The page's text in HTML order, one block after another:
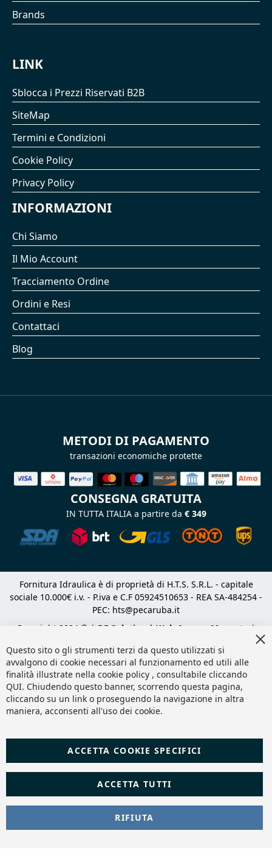
Brands
LINK
Sblocca i Prezzi Riservati B2B
SiteMap
Termini e Condizioni
Cookie Policy
Privacy Policy
INFORMAZIONI
Chi Siamo
Il Mio Account
Tracciamento Ordine
Ordini e Resi
Contattaci
Blog
METODI DI PAGAMENTO
transazioni economiche protette
CONSEGNA GRATUITA
IN TUTTA ITALIA a partire da € 349
Fornitura Idraulica è di proprietà di H.T.S. S.R.L. - capitale
sociale 10.000€ i.v. - P.iva e C.F 05924510653 - REA SA-484254 -
PEC: hts@pecaruba.it
Copyright 2024 © | DF Solution | Web Agency Magento
|
Questo sito o gli strumenti terzi da questo utilizzati si
avvalgono di cookie necessari al funzionamento ed utili alle
finalità illustrate nella cookie policy , consultabile cliccando
QUI. Chiudendo questo banner, scorrendo questa pagina,
cliccando su un link o proseguendo la navigazione in altra
maniera, acconsenti all'uso dei cookie.
ACCETTA TUTTI
ACCETTA COOKIE SPECIFICI
RIFIUTA